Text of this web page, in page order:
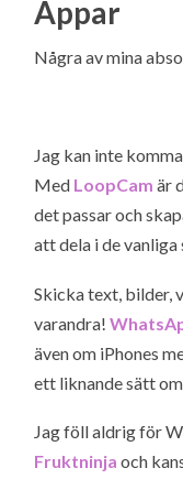
Appar
Några av mina
Jag kan inte
Med LoopCam är
det passar och
att dela i de vanliga
Skicka text, bilder,
varandra!
även om iPhones
ett liknande sätt
Jag föll aldrig för
Fruktninja och